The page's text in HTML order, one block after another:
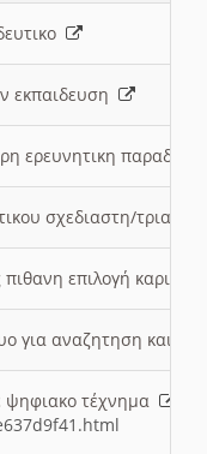
εκπαιδευση
ερευνητικη
σχεδιαστη/τριας
πιθανη επιλογή
για αναζητηση και
ψηφιακο τέχνημα